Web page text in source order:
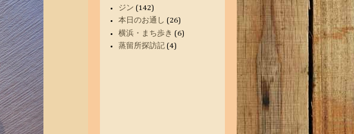
ジン (142)
本日のお通し (26)
横浜・まち歩き (6)
蒸留所探訪記 (4)